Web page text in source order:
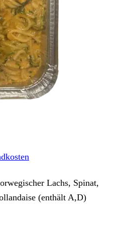
Lachs, Spinat,
(enthält A,D)